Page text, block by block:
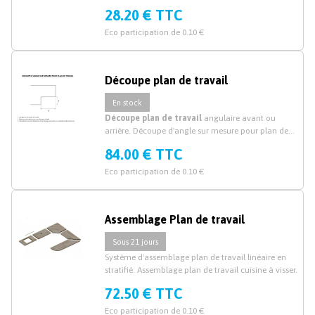
28.20 € TTC
Eco participation de 0.10 €
En stock
Découpe plan de travail
Découpe plan de travail angulaire avant ou
arrière. Découpe d'angle sur mesure pour plan de
84.00 € TTC
Eco participation de 0.10 €
Sous 21 jours
Assemblage Plan de travail
Système d'assemblage plan de travail linéaire en
stratifié. Assemblage plan de travail cuisine à visser.
72.50 € TTC
Eco participation de 0.10 €